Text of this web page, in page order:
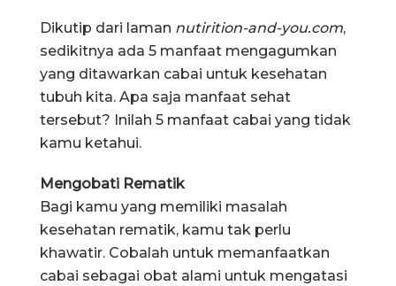
Dikutip dari laman nutirition-and-you.com,
sedikitnya ada 5 manfaat mengagumkan
yang ditawarkan cabai untuk kesehatan
tubuh kita. Apa saja manfaat sehat
tersebut? Inilah 5 manfaat cabai yang tidak
kamu ketahui.
Mengobati Rematik
Bagi kamu yang memiliki masalah
kesehatan rematik, kamu tak perlu
khawatir. Cobalah untuk memanfaatkan
cabai sebagai obat alami untuk mengatasi